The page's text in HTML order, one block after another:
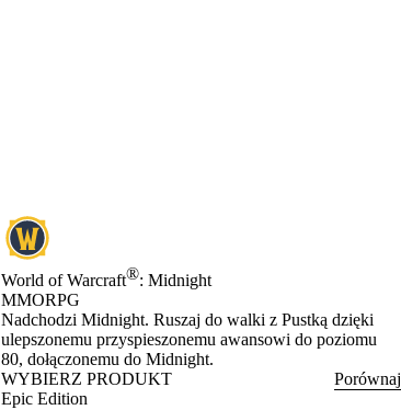
World of Warcraft®: Midnight
MMORPG
Product Notification
Nadchodzi Midnight. Ruszaj do walki z Pustką dzięki
ulepszonemu przyspieszonemu awansowi do poziomu
80, dołączonemu do Midnight.
WYBIERZ PRODUKT
Porównaj
Epic Edition